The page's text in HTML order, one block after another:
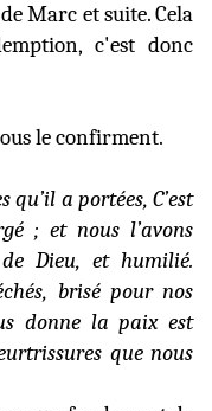
Marc et suite. Cela
c'est donc
le confirment.
qu’il a portées, C’est
; et nous l’avons
Dieu, et humilié.
brisé pour nos
donne la paix est
que nous